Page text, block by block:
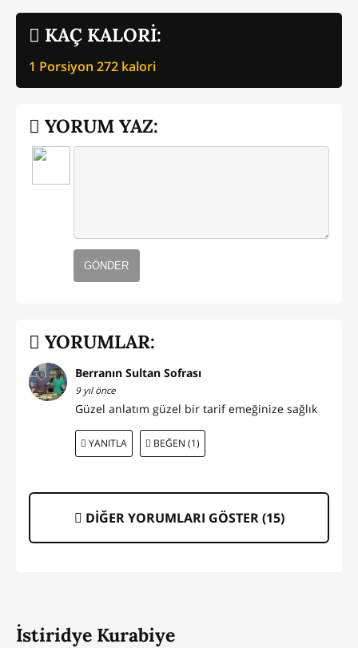
KAÇ KALORİ:
1 Porsiyon 272 kalori
YORUM YAZ:
GÖNDER
YORUMLAR:
Berranın Sultan Sofrası
9 yıl önce
Güzel anlatım güzel bir tarif emeğinize sağlık
YANITLA BEĞEN (1)
DİĞER YORUMLARI GÖSTER (15)
İstiridye Kurabiye